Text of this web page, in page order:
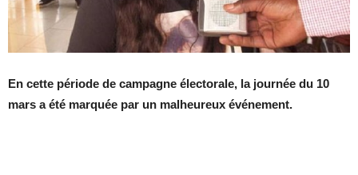
En cette période de campagne électorale, la journée du 10
mars a été marquée par un malheureux événement.